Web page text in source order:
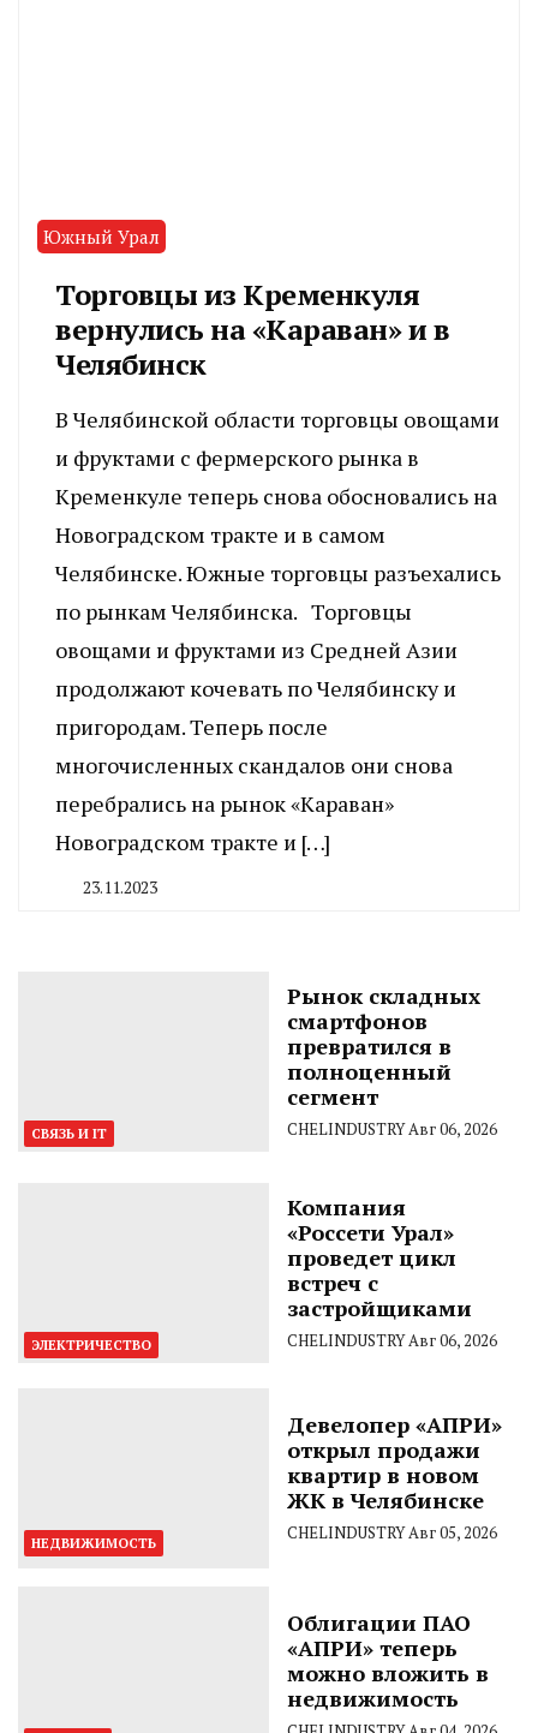
Южный Урал
Торговцы из Кременкуля
вернулись на «Караван» и в
Челябинск
В Челябинской области торговцы овощами
и фруктами с фермерского рынка в
Кременкуле теперь снова обосновались на
Новоградском тракте и в самом
Челябинске. Южные торговцы разъехались
по рынкам Челябинска. Торговцы
овощами и фруктами из Средней Азии
продолжают кочевать по Челябинску и
пригородам. Теперь после
многочисленных скандалов они снова
перебрались на рынок «Караван»
Новоградском тракте и […]
23.11.2023
СВЯЗЬ И IT
Рынок складных
смартфонов
превратился в
полноценный
сегмент
CHELINDUSTRYАвг 06, 2026
ЭЛЕКТРИЧЕСТВО
Компания
«Россети Урал»
проведет цикл
встреч с
застройщиками
CHELINDUSTRYАвг 06, 2026
НЕДВИЖИМОСТЬ
Девелопер «АПРИ»
открыл продажи
квартир в новом
ЖК в Челябинске
CHELINDUSTRYАвг 05, 2026
Облигации ПАО
«АПРИ» теперь
можно вложить в
недвижимость